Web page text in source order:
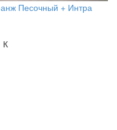
Песочный + Интра
К